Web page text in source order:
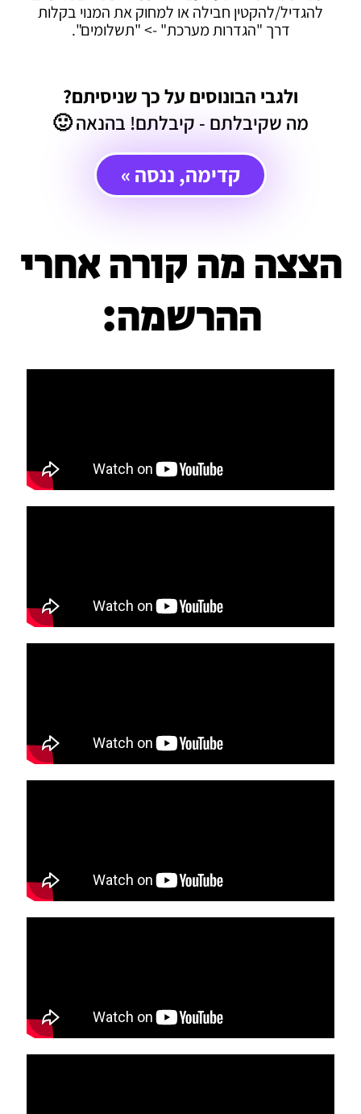
להגדיל/להקטין חבילה או למחוק את המנוי בקלות
דרך "הגדרות מערכת" -> "תשלומים".
ולגבי הבונוסים על כך שניסיתם?
מה שקיבלתם - קיבלתם! בהנאה 🙂
קדימה, ננסה »
הצצה מה קורה אחרי
ההרשמה: